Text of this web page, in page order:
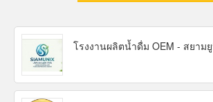
โรงงานผลิตน้ำดื่ม OEM - สยาม